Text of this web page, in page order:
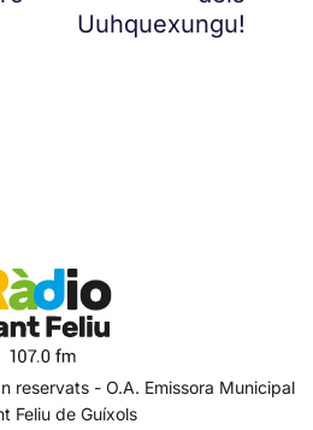
Uuhquexungu!
reservats - O.A. Emissora Municipal
Feliu de Guíxols